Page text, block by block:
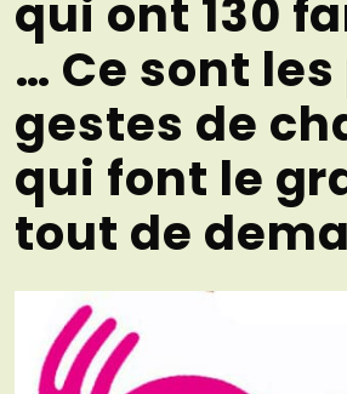
qui ont 130
… Ce sont
gestes de
qui font le
tout de